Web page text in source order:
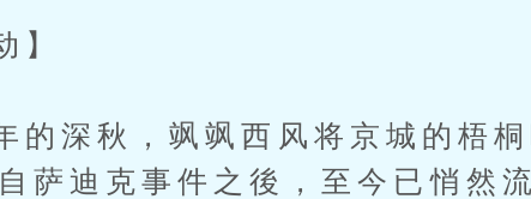
秋，飒飒西风将京城的梧桐
萨迪克事件之後，至今已悄然